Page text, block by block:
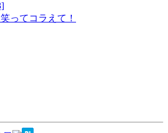
ってコラえて！